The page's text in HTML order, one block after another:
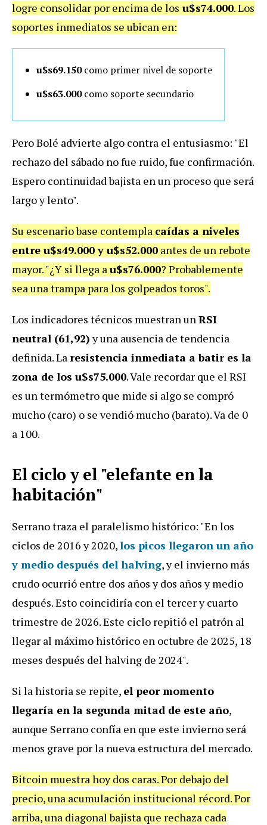
logre consolidar por encima de los u$s74.000. Los
soportes inmediatos se ubican en:
u$s69.150como primer nivel de soporte
u$s63.000como soporte secundario
Pero Bolé advierte algo contra el entusiasmo: "El
rechazo del sábado no fue ruido, fue confirmación.
Espero continuidad bajista en un proceso que será
largo y lento".
Su escenario base contempla caídas a niveles
entre u$s49.000 y u$s52.000 antes de un rebote
mayor. "¿Y si llega au$s76.000? Probablemente
sea una trampa para los golpeados toros".
Los indicadores técnicos muestran unRSI
neutral (61,92)y una ausencia de tendencia
definida. Laresistencia inmediata a batir es la
zona de los u$s75.000. Vale recordar que el RSI
es un termómetro que mide si algo se compró
mucho (caro) o se vendió mucho (barato). Va de 0
a 100.
El ciclo y el "elefante en la
habitación"
Serrano traza el paralelismo histórico: "En los
ciclos de 2016 y 2020,los picos llegaron un año
y medio después del halving, y el invierno más
crudo ocurrió entre dos años y dos años y medio
después. Esto coincidiría con el tercer y cuarto
trimestre de 2026. Este ciclo repitió el patrón al
llegar al máximo histórico en octubre de 2025, 18
meses después del halving de 2024".
Si la historia se repite, el peor momento
llegaría en la segunda mitad de este año,
aunque Serrano confía en que este invierno será
menos grave por la nueva estructura del mercado.
Bitcoin muestra hoy dos caras. Por debajo del
precio, una acumulación institucional récord. Por
arriba, una diagonal bajista que rechaza cada